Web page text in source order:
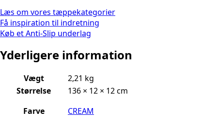
Læs om vores tæppekategorier
Få inspiration til indretning
Køb et Anti-Slip underlag
Yderligere information
Vægt
2,21 kg
Størrelse
136 × 12 × 12 cm
Farve
CREAM